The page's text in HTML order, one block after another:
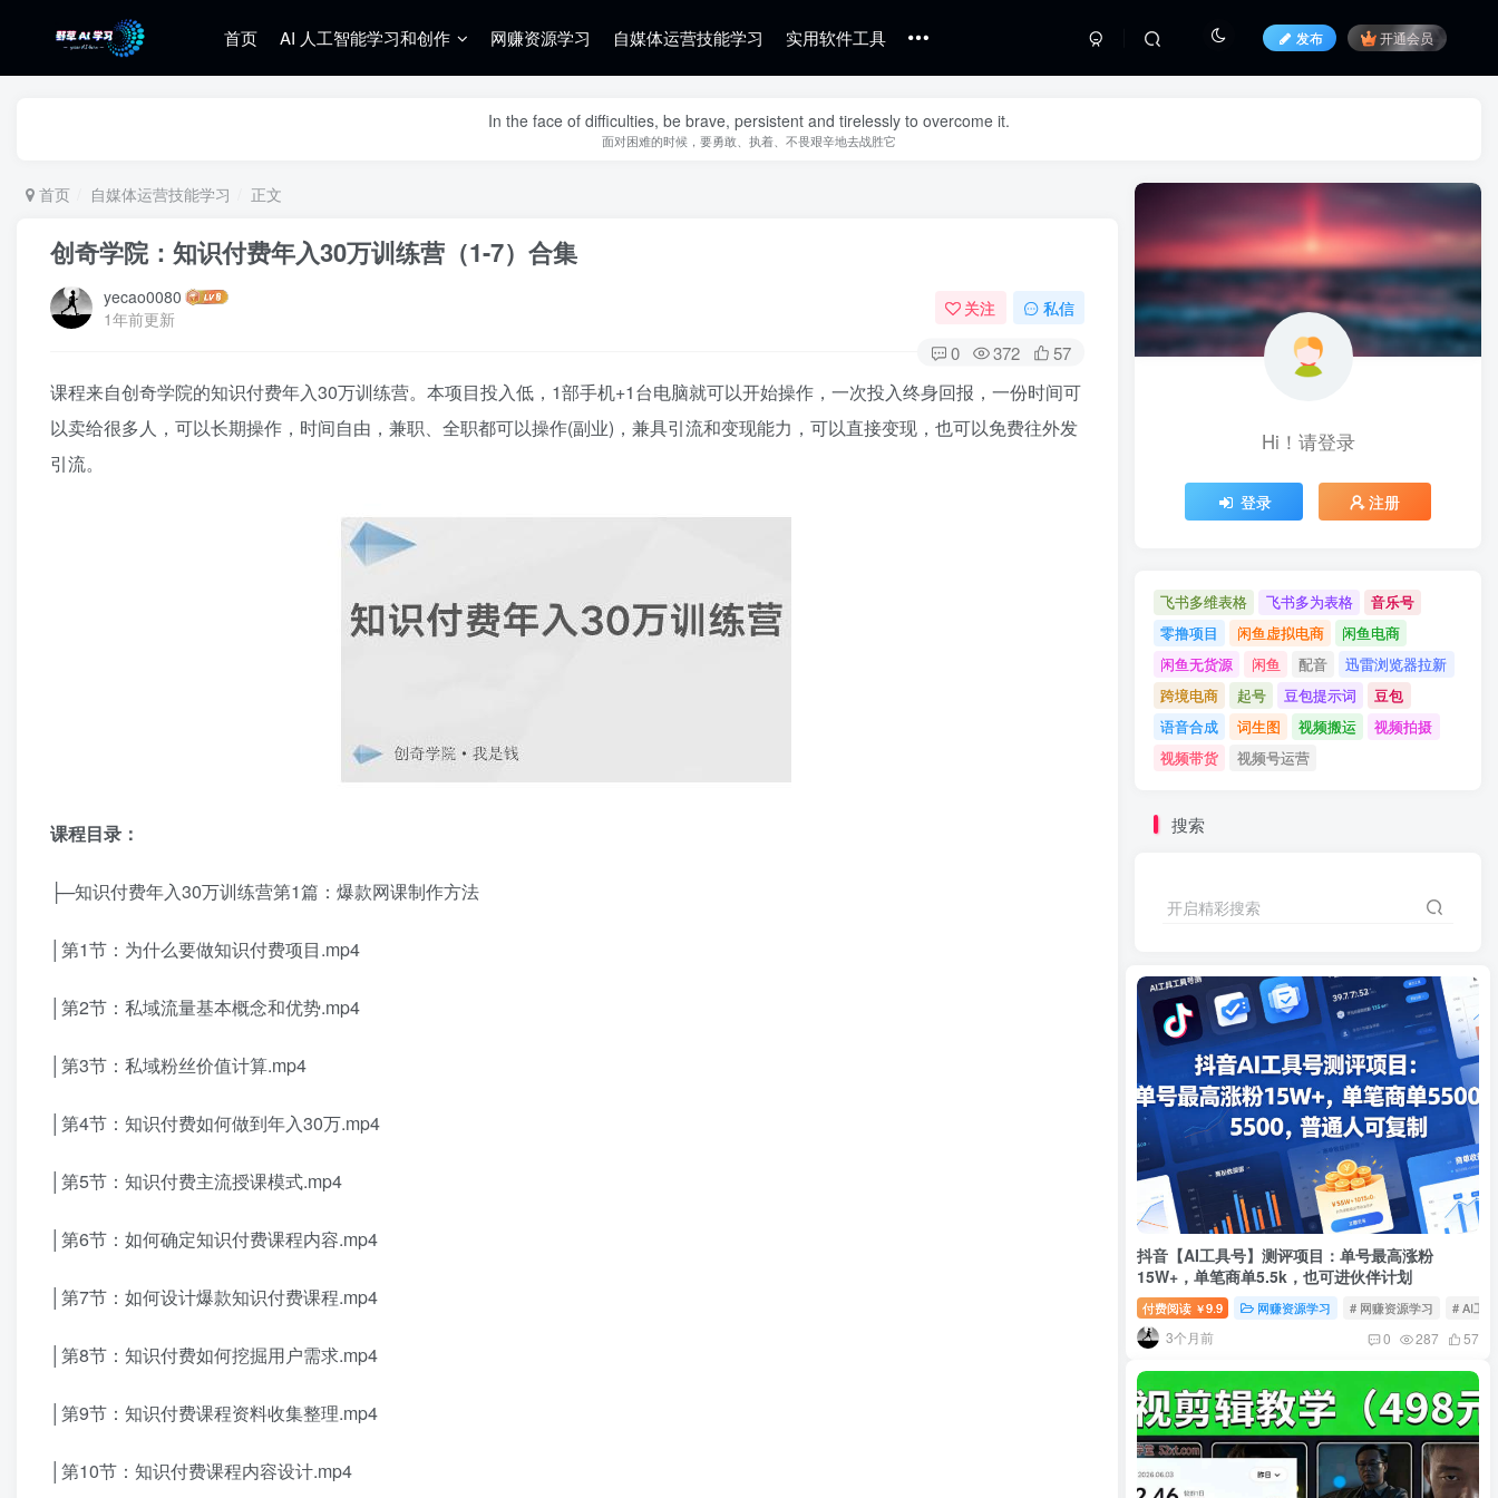
首页 AI 人工智能学习和创作 网赚资源学习 自媒体运营技能学习 实用软件工具 发布 开通会员
In the face of difficulties, be brave, persistent and tirelessly to overcome it.
面对困难的时候，要勇敢、执着、不畏艰辛地去战胜它
首页 自媒体运营技能学习 正文
创奇学院：知识付费年入30万训练营（1-7）合集
yecao0080
1年前更新
关注 私信
0 372 57
课程来自创奇学院的知识付费年入30万训练营。本项目投入低，1部手机+1台电脑就可以开始操作，一次投入终身回报，一份时间可
以卖给很多人，可以长期操作，时间自由，兼职、全职都可以操作(副业)，兼具引流和变现能力，可以直接变现，也可以免费往外发
引流。
课程目录：
├─知识付费年入30万训练营第1篇：爆款网课制作方法
│第1节：为什么要做知识付费项目.mp4
│第2节：私域流量基本概念和优势.mp4
│第3节：私域粉丝价值计算.mp4
│第4节：知识付费如何做到年入30万.mp4
│第5节：知识付费主流授课模式.mp4
│第6节：如何确定知识付费课程内容.mp4
│第7节：如何设计爆款知识付费课程.mp4
│第8节：知识付费如何挖掘用户需求.mp4
│第9节：知识付费课程资料收集整理.mp4
│第10节：知识付费课程内容设计.mp4
Hi！请登录
登录 注册
飞书多维表格 飞书多为表格
音乐号
零撸项目
闲鱼虚拟电商
闲鱼电商
闲鱼无货源
闲鱼 配音
迅雷浏览器拉新
跨境电商
起号 豆包提示词
豆包
语音合成
词生图 视频搬运
视频拍摄
视频带货
视频号运营
搜索
开启精彩搜索
抖音【AI工具号】测评项目：单号最高涨粉
15W+，单笔商单5.5k，也可进伙伴计划
付费阅读 ￥9.9 网赚资源学习 # 网赚资源学习 # AI工
3个月前 0 287 57